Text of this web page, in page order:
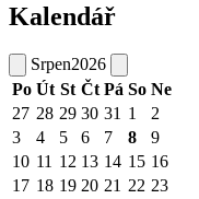
Kalendář
Srpen2026
Po Út St Čt Pá So Ne
27 28 29 30 31 1
2
3
4 5 6 7 8
9
10 11 12 13 14 15 16
17 18 19 20 21 22 23